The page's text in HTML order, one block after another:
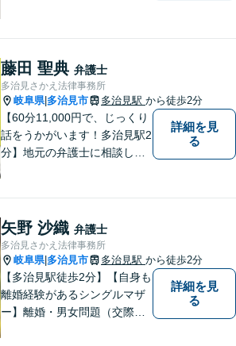
に対応します。【初回相談無
料】法律トラブルでお悩みの
方は、お気軽にご相談くださ
い。
藤田 聖典 弁護士
多治見さかえ法律事務所
岐阜県| 多治見市 多治見駅 から徒歩2分
【60分11,000円で、じっくり
話をうかがいます！多治見駅2
分】地元の弁護士に相談した
まで。相談料は、平日営業時
間内は60分11,000円。じっく
り話をうかがいます。
詳細を見
る
矢野 沙織 弁護士
多治見さかえ法律事務所
岐阜県| 多治見市 多治見駅 から徒歩2分
【多治見駅徒歩2分】【自身も
離婚経験があるシングルマザ
ー】離婚・男女問題（交際ト
詳細を見
る